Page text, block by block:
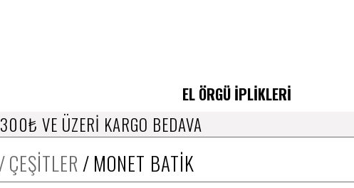
EL ÖRGÜ İPLİKLERİ
300₺ VE ÜZERİ KARGO BEDAVA
ÇEŞİTLER MONET BATİK